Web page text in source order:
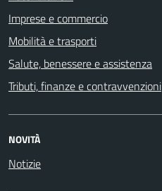
Imprese e commercio
Mobilità e trasporti
Salute, benessere e assistenza
Tributi, finanze e contravvenzioni
NOVITÀ
Notizie